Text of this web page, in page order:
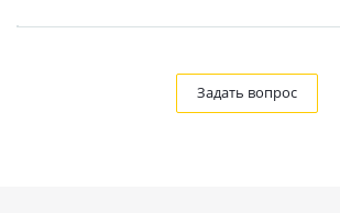
Задать вопрос